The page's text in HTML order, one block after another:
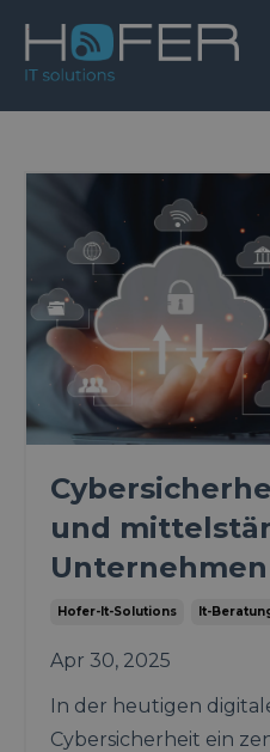
und
Unternehmen
Hofer-It-Solutions It-
Apr 30, 2025
In der heutigen
Cybersicherheit ein